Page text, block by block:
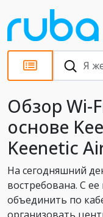
Обзоры
Обзор Wi-
основе
Keenetic
На сегодняшний
востребована. С
объединить по